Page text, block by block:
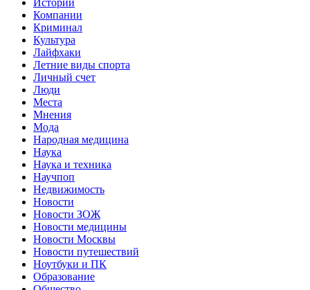
Компании
Криминал
Культура
Лайфхаки
Летние виды спорта
Личный счет
Люди
Места
Мнения
Мода
Народная медицина
Наука
Наука и техника
Научпоп
Недвижимость
Новости
Новости ЗОЖ
Новости медицины
Новости Москвы
Новости путешествий
Ноутбуки и ПК
Образование